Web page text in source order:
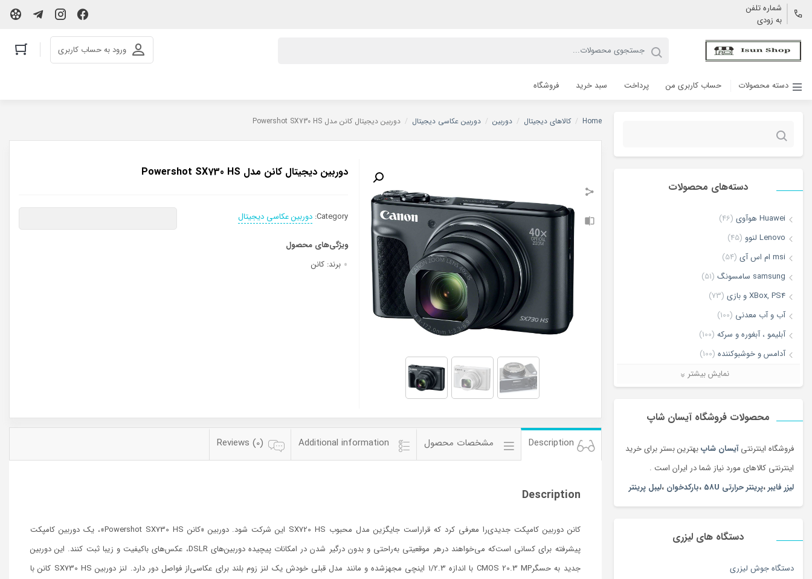
شماره تلفن
به زودی
ورود به حساب کاربری
دسته محصولات حساب کاربری من پرداخت سبد خرید فروشگاه
جستجو
دسته‌های محصولات
Huawei هوآوی
(46)
Lenovo لنوو
(45)
msi ام اس آی
(54)
samsung سامسونگ
(51)
XBox, PS4 و بازی
(73)
آب و آب معدنی (100)
آبلیمو ، آبغوره و سرکه (100)
آدامس و خوشبوکننده (100)
آرایش چشم و ابرو(84)
آغوشی(132)
آکواریوم، غذا و لوازم آبزیان (156)
آلات موسیقی(1381)
آلبوم عکس(180)
آموزش موسیقی(163)
نمایش بیشتر
محصولات فروشگاه آیسان شاپ
فروشگاه اینترنتیآیسان شاپبهترین بستر برای خرید
اینترنتی کالاهای مورد نیاز شما در ایران است .
لیزر فایبر،پرینتر حرارتی 58U ،بارکدخوان ،لیبل پرینتر
دستگاه های لیزری
دستگاه جوش لیزری
Home
/ کالاهای دیجیتال / دوربین / دوربین عکاسی دیجیتال / دوربین دیجیتال کانن مدل Powershot SX730 HS
دوربین دیجیتال کانن مدل Powershot SX730 HS
Category: دوربین عکاسی دیجیتال
ویژگی‌های محصول
برند:کانن
Description مشخصات محصول Additional information
Reviews (0)
Description
کانن دوربین کامپکت جدیدی‌را معرفی کرد که قراراست جایگزین مدل محبوب SX720 HS این شرکت شود. دوربین «کانن Powershot SX730 HS»، یک دوربین کامپکت
پیشرفته برای کسانی است‌که می‌خواهند درهر موقعیتی به‌راحتی و بدون درگیر شدن در امکانات پیچیده دوربین‌های DSLR، عکس‌های باکیفیت و زیبا ثبت کنند. این دوربین
جدید به حسگرCMOS 20.3 MP با اندازه 1/2.3 اینچی مجهز‌شده و مانند مدل قبلی خودش یک لنز زوم بلند برای عکاسی‌از فواصل دور دارد. لنز دوربین SX730 HS کانن با